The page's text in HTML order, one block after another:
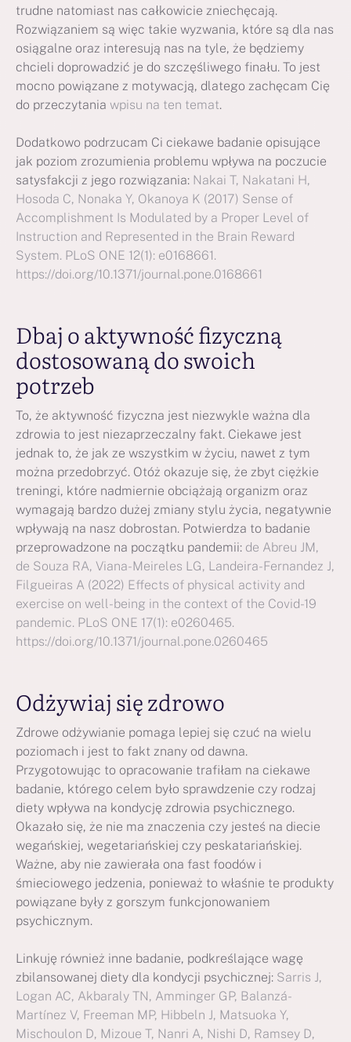
trudne natomiast nas całkowicie zniechęcają.
Rozwiązaniem są więc takie wyzwania, które są dla nas
osiągalne oraz interesują nas na tyle, że będziemy
chcieli doprowadzić je do szczęśliwego finału. To jest
mocno powiązane z motywacją, dlatego zachęcam Cię
do przeczytania wpisu na ten temat.
Dodatkowo podrzucam Ci ciekawe badanie opisujące
jak poziom zrozumienia problemu wpływa na poczucie
satysfakcji z jego rozwiązania: Nakai T, Nakatani H,
Hosoda C, Nonaka Y, Okanoya K (2017) Sense of
Accomplishment Is Modulated by a Proper Level of
Instruction and Represented in the Brain Reward
System. PLoS ONE 12(1): e0168661.
https://doi.org/10.1371/journal.pone.0168661
Dbaj o aktywność fizyczną
dostosowaną do swoich
potrzeb
To, że aktywność fizyczna jest niezwykle ważna dla
zdrowia to jest niezaprzeczalny fakt. Ciekawe jest
jednak to, że jak ze wszystkim w życiu, nawet z tym
można przedobrzyć. Otóż okazuje się, że zbyt ciężkie
treningi, które nadmiernie obciążają organizm oraz
wymagają bardzo dużej zmiany stylu życia, negatywnie
wpływają na nasz dobrostan. Potwierdza to badanie
przeprowadzone na początku pandemii: de Abreu JM,
de Souza RA, Viana-Meireles LG, Landeira-Fernandez J,
Filgueiras A (2022) Effects of physical activity and
exercise on well-being in the context of the Covid-19
pandemic. PLoS ONE 17(1): e0260465.
https://doi.org/10.1371/journal.pone.0260465
Odżywiaj się zdrowo
Zdrowe odżywianie pomaga lepiej się czuć na wielu
poziomach i jest to fakt znany od dawna.
Przygotowując to opracowanie trafiłam na ciekawe
badanie, którego celem było sprawdzenie czy rodzaj
diety wpływa na kondycję zdrowia psychicznego.
Okazało się, że nie ma znaczenia czy jesteś na diecie
wegańskiej, wegetariańskiej czy peskatariańskiej.
Ważne, aby nie zawierała ona fast foodów i
śmieciowego jedzenia, ponieważ to właśnie te produkty
powiązane były z gorszym funkcjonowaniem
psychicznym.
Linkuję również inne badanie, podkreślające wagę
zbilansowanej diety dla kondycji psychicznej: Sarris J,
Logan AC, Akbaraly TN, Amminger GP, Balanzá-
Martínez V, Freeman MP, Hibbeln J, Matsuoka Y,
Mischoulon D, Mizoue T, Nanri A, Nishi D, Ramsey D,